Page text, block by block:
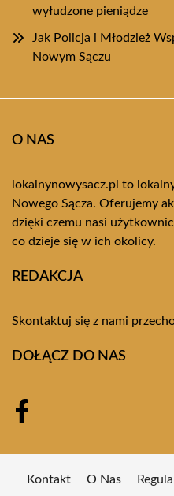
wyłudzone pieniądze
Jak Policja i Młodzież
Nowym Sączu
O NAS
lokalnynowysacz.pl to
Nowego Sącza. Oferujemy
dzięki czemu nasi
co dzieje się w ich okolicy.
REDAKCJA
Skontaktuj się z nami
DOŁĄCZ DO NAS
Kontakt O Nas